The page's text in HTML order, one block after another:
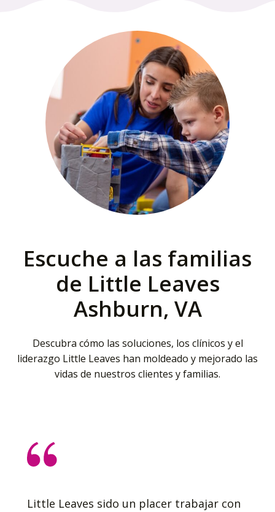
Escuche a las familias
de Little Leaves
Ashburn, VA
Descubra cómo las soluciones, los clínicos y el
liderazgo Little Leaves han moldeado y mejorado las
vidas de nuestros clientes y familias.
Little Leaves sido un placer trabajar con